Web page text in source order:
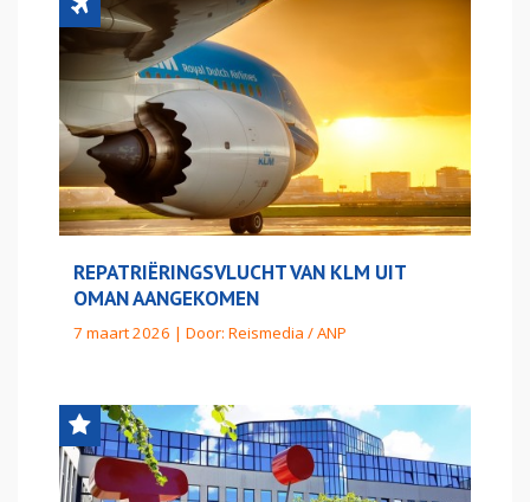
REPATRIËRINGSVLUCHT VAN KLM UIT
OMAN AANGEKOMEN
7 maart 2026 | Door: Reismedia / ANP